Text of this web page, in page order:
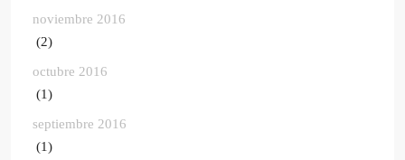
noviembre 2016
(2)
octubre 2016
(1)
septiembre 2016
(1)